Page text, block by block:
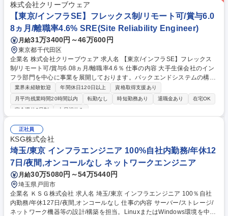
株式会社クリーブウェア
【東京/インフラSE】フレックス制/リモート可/賞与6.0
8ヵ月/離職率4.6% SRE(Site Reliability Engineer)
月給31万3400円～46万600円
東京都千代田区
企業名 株式会社クリーブウェア 求人名 【東京/インフラSE】フレックス
制/リモート可/賞与6.08ヵ月/離職率4.6％ 仕事の内容 大手生保会社のイン
フラ部門を中心に事業を展開しております。バックエンドシステムの構
築、改善の提案～構築・運用まで全般にわたり幅広い案件がございます。
下記などの案件に携わっていただく予定です。 ◇オープンなインターネッ
ト環境で、自社業務をテレワークできる環境 ◇テレワークで必要なコミュ
◇分析基盤/GAFAを中心としたインターネットサービスの活用 ◇業務パソ
コンからタブレット/ウェアラブルデバイスへの拡張 ◇各種業務用デバイ
ス管理、ブロックチェーン対応 募集職種 【東京/インフラSE】フレックス
制/リモート可/賞与6.08ヵ月/離職率4.6％
業界未経験歓迎 年間休日120日以上
資格取得支援あり
月平均残業時間20時間以内
転勤なし 時短勤務あり 退職金あり
在宅OK
完全週休2日制
土日祝休み
正社員
KSG株式会社
埼玉/東京 インフラエンジニア 100%自社内勤務/年休12
7日/夜間,オンコールなし ネットワークエンジニア
月給30万5080円～54万5440円
埼玉県戸田市
企業名 ＫＳＧ株式会社 求人名 埼玉/東京 インフラエンジニア 100％自社
内勤務/年休127日/夜間,オンコールなし 仕事の内容 サーバー/ストレージ/
ネットワーク機器等の設計/構築を担当。LinuxまたはWindows環境を中心